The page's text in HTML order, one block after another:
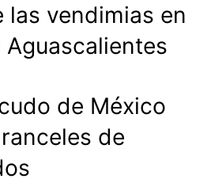
las vendimias en
de México
de